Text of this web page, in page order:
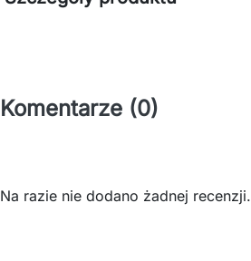
Komentarze (0)
Na razie nie dodano żadnej recenzji.